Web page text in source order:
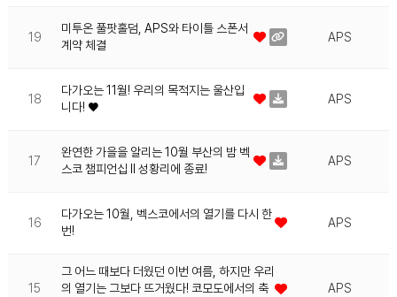
19
미투온 풀팟홀덤, APS와 타이틀 스폰서
계약 체결
APS
18
다가오는 11월! 우리의 목적지는 울산입
니다! ♥
APS
17
완연한 가을을 알리는 10월 부산의 밤 벡
스코 챔피언십 II 성황리에 종료!
APS
16
다가오는 10월, 벡스코에서의 열기를 다시 한
번!
APS
15
그 어느 때보다 더웠던 이번 여름, 하지만 우리
의 열기는 그보다 뜨거웠다! 코모도에서의 축
APS